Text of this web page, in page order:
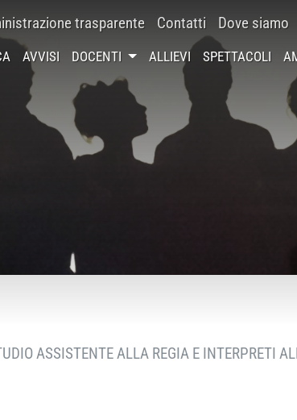
trasparente Contatti Dove siamo
AVVISI DOCENTI ALLIEVI SPETTACOLI
ASSISTENTE ALLA REGIA E INTERPRETI